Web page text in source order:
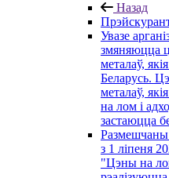
Назад
Увазе
змяняюцца
металаў,
Беларусь.
металаў,
на лом і
застаюцца
Размешчаны
з 1 лiпеня
"Цэны на